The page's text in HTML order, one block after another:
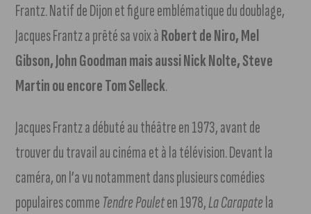
Frantz. Natif de Dijon et figure emblématique du doublage,
Jacques Frantz a prêté sa voix àRobert de Niro, Mel
Gibson, John Goodman mais aussi Nick Nolte, Steve
Martin ou encore Tom Selleck.
Jacques Frantz a débuté au théâtre en 1973, avant de
trouver du travail au cinéma et à la télévision. Devant la
caméra, on l’a vu notamment dans plusieurs comédies
populaires comme Tendre Pouleten 1978,La Carapatela